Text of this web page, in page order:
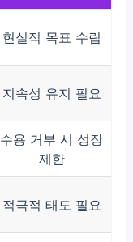
현실적 목표 수립
지속성 유지 필요
수용 거부 시 성장
제한
적극적 태도 필요